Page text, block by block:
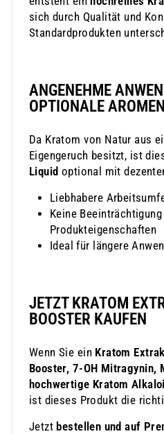
sich durch Qualität und
Standardprodukten
ANGENEHME
OPTIONALE AROMEN
Da Kratom von Natur aus
Eigengeruch besitzt, ist
Liquid optional mit
Liebhabere
Keine Beeinträchtigung
Produkteigenschaften
Ideal für längere
JETZT KRATOM
BOOSTER KAUFEN
Wenn Sie ein Kratom
Booster, 7-OH Mitragynin,
hochwertige Kratom
ist dieses Produkt die
Jetzt bestellen und auf